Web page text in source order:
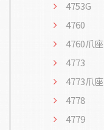
4753G
4760
4760爪座
4773
4773爪座
4778
4779